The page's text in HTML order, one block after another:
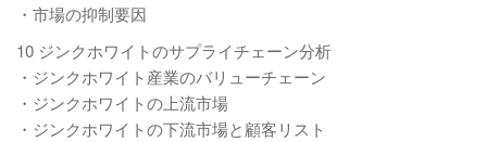
・市場の抑制要因
10 ジンクホワイトのサプライチェーン分析
・ジンクホワイト産業のバリューチェーン
・ジンクホワイトの上流市場
・ジンクホワイトの下流市場と顧客リスト